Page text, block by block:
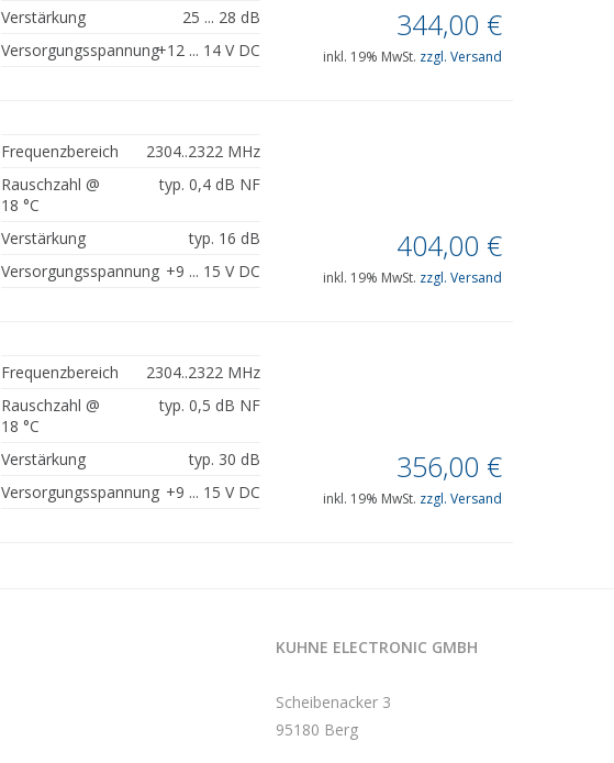
Verstärkung
25 ... 28 dB
Versorgungsspannung+12 ... 14 V DC
344,00 €
inkl. 19% MwSt. zzgl. Versand
Frequenzbereich
2304..2322 MHz
Rauschzahl @
18 °C
typ. 0,4 dB NF
Verstärkung
typ. 16 dB
Versorgungsspannung +9 ... 15 V DC
404,00 €
inkl. 19% MwSt. zzgl. Versand
Frequenzbereich
2304..2322 MHz
Rauschzahl @
18 °C
typ. 0,5 dB NF
Verstärkung
typ. 30 dB
Versorgungsspannung +9 ... 15 V DC
356,00 €
inkl. 19% MwSt. zzgl. Versand
KUHNE ELECTRONIC GMBH
Scheibenacker 3
95180 Berg